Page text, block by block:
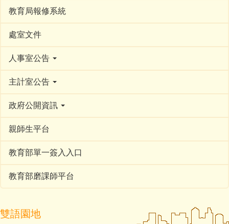
教育局報修系統
處室文件
人事室公告
主計室公告
政府公開資訊
親師生平台
教育部單一簽入入口
教育部磨課師平台
雙語園地